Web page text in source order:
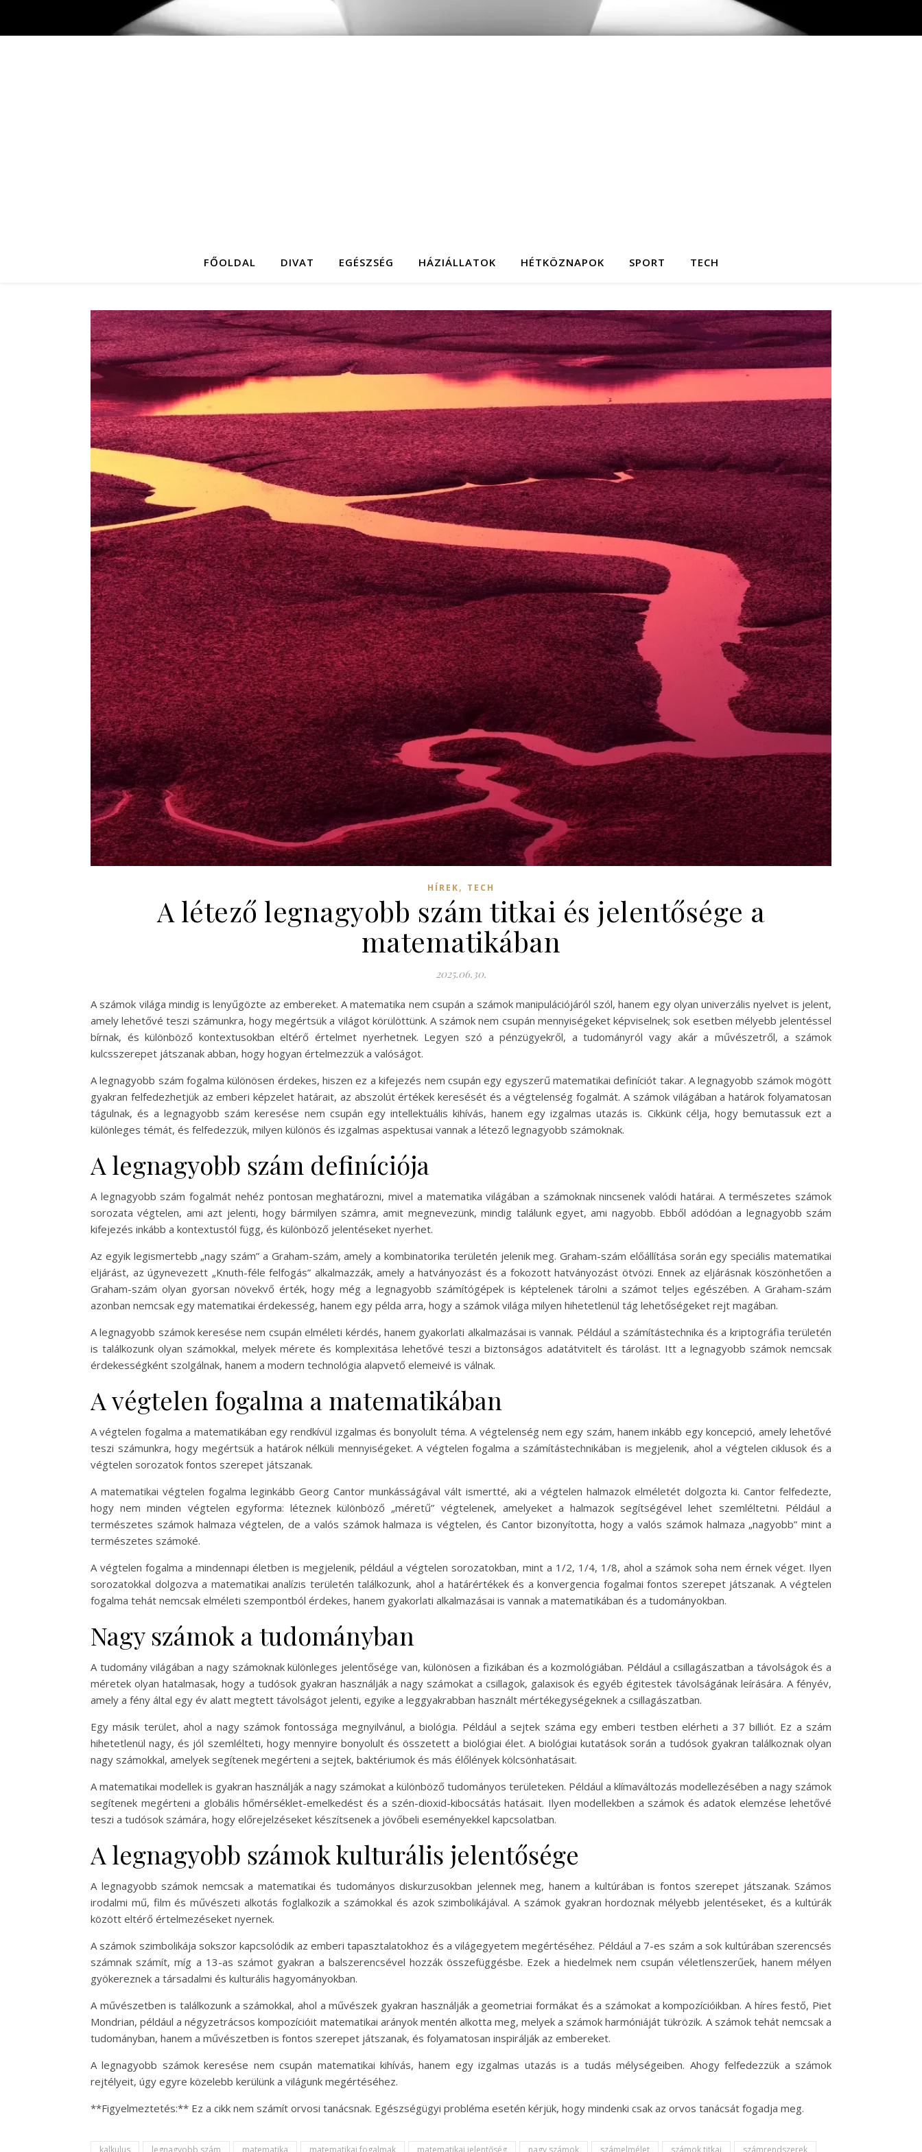
FŐOLDAL DIVAT EGÉSZSÉG HÁZIÁLLATOK HÉTKÖZNAPOK SPORT TECH
HÍREK, TECH
A létező legnagyobb szám titkai és jelentősége a
matematikában
2025.06.30.
A számok világa mindig is lenyűgözte az embereket. A matematika nem csupán a számok manipulációjáról szól, hanem egy olyan univerzális nyelvet is jelent,
amely lehetővé teszi számunkra, hogy megértsük a világot körülöttünk. A számok nem csupán mennyiségeket képviselnek; sok esetben mélyebb jelentéssel
bírnak, és különböző kontextusokban eltérő értelmet nyerhetnek. Legyen szó a pénzügyekről, a tudományról vagy akár a művészetről, a számok
kulcsszerepet játszanak abban, hogy hogyan értelmezzük a valóságot.
A legnagyobb szám fogalma különösen érdekes, hiszen ez a kifejezés nem csupán egy egyszerű matematikai definíciót takar. A legnagyobb számok mögött
gyakran felfedezhetjük az emberi képzelet határait, az abszolút értékek keresését és a végtelenség fogalmát. A számok világában a határok folyamatosan
tágulnak, és a legnagyobb szám keresése nem csupán egy intellektuális kihívás, hanem egy izgalmas utazás is. Cikkünk célja, hogy bemutassuk ezt a
különleges témát, és felfedezzük, milyen különös és izgalmas aspektusai vannak a létező legnagyobb számoknak.
A legnagyobb szám definíciója
A legnagyobb szám fogalmát nehéz pontosan meghatározni, mivel a matematika világában a számoknak nincsenek valódi határai. A természetes számok
sorozata végtelen, ami azt jelenti, hogy bármilyen számra, amit megnevezünk, mindig találunk egyet, ami nagyobb. Ebből adódóan a legnagyobb szám
kifejezés inkább a kontextustól függ, és különböző jelentéseket nyerhet.
Az egyik legismertebb „nagy szám” a Graham-szám, amely a kombinatorika területén jelenik meg. Graham-szám előállítása során egy speciális matematikai
eljárást, az úgynevezett „Knuth-féle felfogás” alkalmazzák, amely a hatványozást és a fokozott hatványozást ötvözi. Ennek az eljárásnak köszönhetően a
Graham-szám olyan gyorsan növekvő érték, hogy még a legnagyobb számítógépek is képtelenek tárolni a számot teljes egészében. A Graham-szám
azonban nemcsak egy matematikai érdekesség, hanem egy példa arra, hogy a számok világa milyen hihetetlenül tág lehetőségeket rejt magában.
A legnagyobb számok keresése nem csupán elméleti kérdés, hanem gyakorlati alkalmazásai is vannak. Például a számítástechnika és a kriptográfia területén
is találkozunk olyan számokkal, melyek mérete és komplexitása lehetővé teszi a biztonságos adatátvitelt és tárolást. Itt a legnagyobb számok nemcsak
érdekességként szolgálnak, hanem a modern technológia alapvető elemeivé is válnak.
A végtelen fogalma a matematikában
A végtelen fogalma a matematikában egy rendkívül izgalmas és bonyolult téma. A végtelenség nem egy szám, hanem inkább egy koncepció, amely lehetővé
teszi számunkra, hogy megértsük a határok nélküli mennyiségeket. A végtelen fogalma a számítástechnikában is megjelenik, ahol a végtelen ciklusok és a
végtelen sorozatok fontos szerepet játszanak.
A matematikai végtelen fogalma leginkább Georg Cantor munkásságával vált ismertté, aki a végtelen halmazok elméletét dolgozta ki. Cantor felfedezte,
hogy nem minden végtelen egyforma: léteznek különböző „méretű” végtelenek, amelyeket a halmazok segítségével lehet szemléltetni. Például a
természetes számok halmaza végtelen, de a valós számok halmaza is végtelen, és Cantor bizonyította, hogy a valós számok halmaza „nagyobb” mint a
természetes számoké.
A végtelen fogalma a mindennapi életben is megjelenik, például a végtelen sorozatokban, mint a 1/2, 1/4, 1/8, ahol a számok soha nem érnek véget. Ilyen
sorozatokkal dolgozva a matematikai analízis területén találkozunk, ahol a határértékek és a konvergencia fogalmai fontos szerepet játszanak. A végtelen
fogalma tehát nemcsak elméleti szempontból érdekes, hanem gyakorlati alkalmazásai is vannak a matematikában és a tudományokban.
Nagy számok a tudományban
A tudomány világában a nagy számoknak különleges jelentősége van, különösen a fizikában és a kozmológiában. Például a csillagászatban a távolságok és a
méretek olyan hatalmasak, hogy a tudósok gyakran használják a nagy számokat a csillagok, galaxisok és egyéb égitestek távolságának leírására. A fényév,
amely a fény által egy év alatt megtett távolságot jelenti, egyike a leggyakrabban használt mértékegységeknek a csillagászatban.
Egy másik terület, ahol a nagy számok fontossága megnyilvánul, a biológia. Például a sejtek száma egy emberi testben elérheti a 37 billiót. Ez a szám
hihetetlenül nagy, és jól szemlélteti, hogy mennyire bonyolult és összetett a biológiai élet. A biológiai kutatások során a tudósok gyakran találkoznak olyan
nagy számokkal, amelyek segítenek megérteni a sejtek, baktériumok és más élőlények kölcsönhatásait.
A matematikai modellek is gyakran használják a nagy számokat a különböző tudományos területeken. Például a klímaváltozás modellezésében a nagy számok
segítenek megérteni a globális hőmérséklet-emelkedést és a szén-dioxid-kibocsátás hatásait. Ilyen modellekben a számok és adatok elemzése lehetővé
teszi a tudósok számára, hogy előrejelzéseket készítsenek a jövőbeli eseményekkel kapcsolatban.
A legnagyobb számok kulturális jelentősége
A legnagyobb számok nemcsak a matematikai és tudományos diskurzusokban jelennek meg, hanem a kultúrában is fontos szerepet játszanak. Számos
irodalmi mű, film és művészeti alkotás foglalkozik a számokkal és azok szimbolikájával. A számok gyakran hordoznak mélyebb jelentéseket, és a kultúrák
között eltérő értelmezéseket nyernek.
A számok szimbolikája sokszor kapcsolódik az emberi tapasztalatokhoz és a világegyetem megértéséhez. Például a 7-es szám a sok kultúrában szerencsés
számnak számít, míg a 13-as számot gyakran a balszerencsével hozzák összefüggésbe. Ezek a hiedelmek nem csupán véletlenszerűek, hanem mélyen
gyökereznek a társadalmi és kulturális hagyományokban.
A művészetben is találkozunk a számokkal, ahol a művészek gyakran használják a geometriai formákat és a számokat a kompozícióikban. A híres festő, Piet
Mondrian, például a négyzetrácsos kompozícióit matematikai arányok mentén alkotta meg, melyek a számok harmóniáját tükrözik. A számok tehát nemcsak a
tudományban, hanem a művészetben is fontos szerepet játszanak, és folyamatosan inspirálják az embereket.
A legnagyobb számok keresése nem csupán matematikai kihívás, hanem egy izgalmas utazás is a tudás mélységeiben. Ahogy felfedezzük a számok
rejtélyeit, úgy egyre közelebb kerülünk a világunk megértéséhez.
**Figyelmeztetés:** Ez a cikk nem számít orvosi tanácsnak. Egészségügyi probléma esetén kérjük, hogy mindenki csak az orvos tanácsát fogadja meg.
kalkulus legnagyobb szám matematika matematikai fogalmak matematikai jelentőség nagy számok számelmélet számok titkai számrendszerek